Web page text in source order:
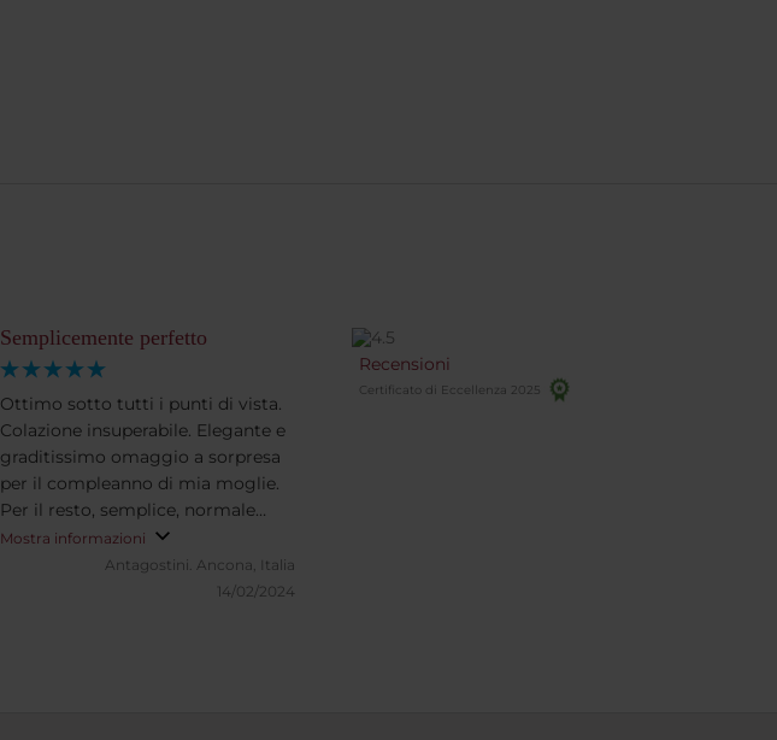
Semplicemente perfetto
Ottimo sotto tutti i punti di vista.
Colazione insuperabile. Elegante e
graditissimo omaggio a sorpresa
per il compleanno di mia moglie.
Per il resto, semplice, normale
standard NH Collection, che anche
a Lisbona non tradisce le sue
Mostra informazioni
Antagostini. Ancona, Italia
14/02/2024
Recensioni
Certificato di Eccellenza 2025